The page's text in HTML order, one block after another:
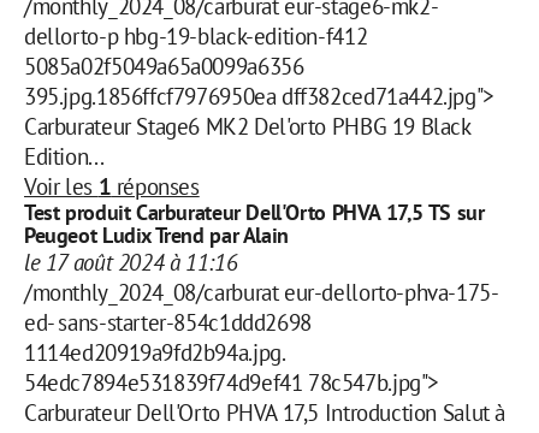
dellorto-p hbg-19-black-edition-f412
5085a02f5049a65a0099a6356
395.jpg.1856ffcf7976950ea dff382ced71a442.jpg">
Carburateur Stage6 MK2 Del'orto PHBG 19 Black
Edition...
Voir les 1 réponses
Test produit Carburateur Dell'Orto PHVA 17,5 TS sur
Peugeot Ludix Trend par Alain
le 17 août 2024 à 11:16
/monthly_2024_08/carburat eur-dellorto-phva-175-
ed- sans-starter-854c1ddd2698
1114ed20919a9fd2b94a.jpg.
54edc7894e531839f74d9ef41 78c547b.jpg">
Carburateur Dell'Orto PHVA 17,5 Introduction Salut à